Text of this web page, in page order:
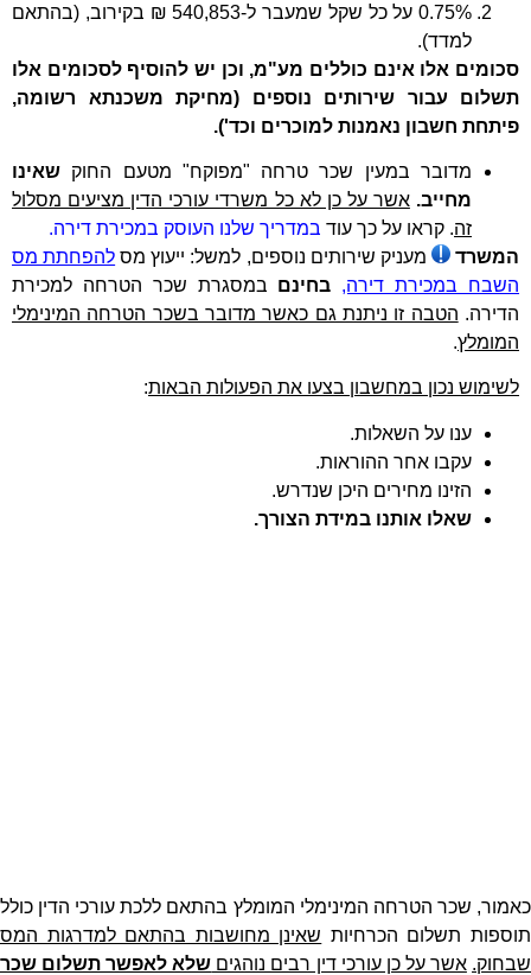
0.75% על כל שקל שמעבר ל-540,853 ₪ בקירוב, (בהתאם
למדד).
סכומים אלו אינם כוללים מע"מ, וכן יש להוסיף לסכומים אלו
תשלום עבור שירותים נוספים (מחיקת משכנתא רשומה,
פיתחת חשבון נאמנות למוכרים וכד').
מדובר במעין שכר טרחה "מפוקח" מטעם החוק שאינו
מחייב. אשר על כן לא כל משרדי עורכי הדין מציעים מסלול
זה. קראו על כך עוד במדריך שלנו העוסק במכירת דירה.
המשרד
מעניק שירותים נוספים, למשל: ייעוץ מס להפחתת מס
השבח במכירת דירה, בחינם במסגרת שכר הטרחה למכירת
הדירה. הטבה זו ניתנת גם כאשר מדובר בשכר הטרחה המינימלי
המומלץ.
לשימוש נכון במחשבון בצעו את הפעולות הבאות:
ענו על השאלות.
עקבו אחר ההוראות.
הזינו מחירים היכן שנדרש.
שאלו אותנו במידת הצורך.
כאמור, שכר הטרחה המינימלי המומלץ בהתאם ללכת עורכי הדין כולל
תוספות תשלום הכרחיות שאינן מחושבות בהתאם למדרגות המס
שבחוק. אשר על כן עורכי דין רבים נוהגים שלא לאפשר תשלום שכר